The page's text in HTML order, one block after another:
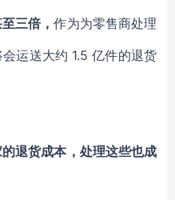
三倍，作为为零售商处理
运送大约 1.5 亿件的退货
退货成本，处理这些也成